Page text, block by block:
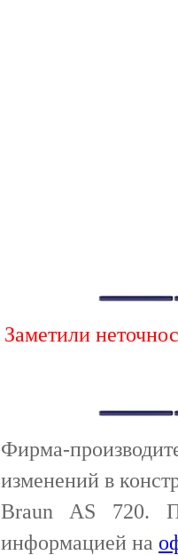
Заметили
Фирма-
изменений в
Braun AS 720.
информацией на